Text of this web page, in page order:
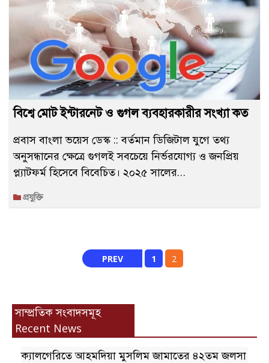
বিশ্বে মোট ইন্টারনেট ও গুগল ব্যবহারকারীর সংখ্যা কত
প্রবাস বাংলা ভয়েস ডেস্ক :: বর্তমান ডিজিটাল যুগে তথ্য
অনুসন্ধানের ক্ষেত্রে গুগলই সবচেয়ে নির্ভরযোগ্য ও জনপ্রিয়
প্ল্যাটফর্ম হিসেবে বিবেচিত। ২০২৫ সালের…
প্রযুক্তি
PREV 1 2
সাম্প্রতিক সংবাদসমূহ
Recent News
ক্যালগেরিতে আহমদিয়া মুসলিম জামাতের ৪২তম জলসা